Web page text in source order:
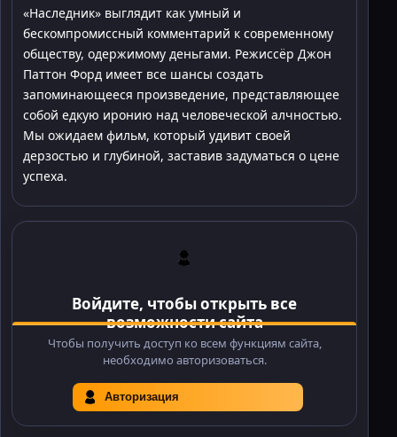
«Наследник» выглядит как умный и
бескомпромиссный комментарий к современному
обществу, одержимому деньгами. Режиссёр Джон
Паттон Форд имеет все шансы создать
запоминающееся произведение, представляющее
собой едкую иронию над человеческой алчностью.
Мы ожидаем фильм, который удивит своей
дерзостью и глубиной, заставив задуматься о цене
успеха.
Войдите, чтобы открыть все
возможности сайта
Чтобы получить доступ ко всем функциям сайта,
необходимо авторизоваться.
Авторизация